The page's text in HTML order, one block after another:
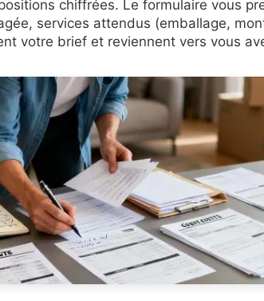
chiffrées. Le formulaire vous
services attendus (emballage,
votre brief et reviennent vers vous